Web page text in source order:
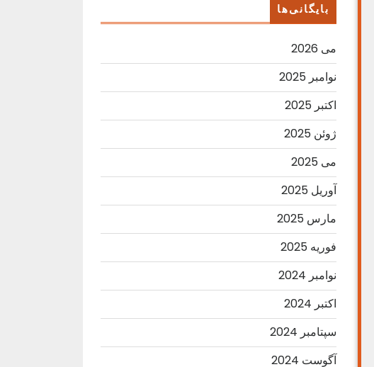
بایگانی‌ها
می 2026
نوامبر 2025
اکتبر 2025
ژوئن 2025
می 2025
آوریل 2025
مارس 2025
فوریه 2025
نوامبر 2024
اکتبر 2024
سپتامبر 2024
آگوست 2024